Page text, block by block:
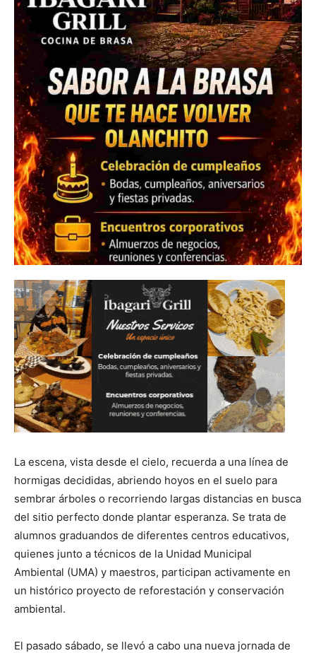
La escena, vista desde el cielo, recuerda a una línea de
hormigas decididas, abriendo hoyos en el suelo para
sembrar árboles o recorriendo largas distancias en busca
del sitio perfecto donde plantar esperanza. Se trata de
alumnos graduandos de diferentes centros educativos,
quienes junto a técnicos de la Unidad Municipal
Ambiental (UMA) y maestros, participan activamente en
un histórico proyecto de reforestación y conservación
ambiental.
El pasado sábado, se llevó a cabo una nueva jornada de